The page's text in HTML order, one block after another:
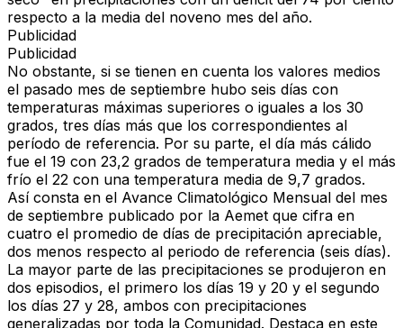
respecto a la media del noveno mes del año.
Publicidad
Publicidad
No obstante, si se tienen en cuenta los valores medios
el pasado mes de septiembre hubo seis días con
temperaturas máximas superiores o iguales a los 30
grados, tres días más que los correspondientes al
período de referencia. Por su parte, el día más cálido
fue el 19 con 23,2 grados de temperatura media y el más
frío el 22 con una temperatura media de 9,7 grados.
Así consta en el Avance Climatológico Mensual del mes
de septiembre publicado por la Aemet que cifra en
cuatro el promedio de días de precipitación apreciable,
dos menos respecto al periodo de referencia (seis días).
La mayor parte de las precipitaciones se produjeron en
dos episodios, el primero los días 19 y 20 y el segundo
los días 27 y 28, ambos con precipitaciones
generalizadas por toda la Comunidad. Destaca en este